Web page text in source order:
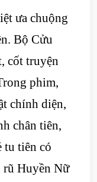
ưa chuộng
Bộ Cửu
cốt truyện
phim,
chính diện,
chân tiên,
tu tiên có
rũ Huyền Nữ